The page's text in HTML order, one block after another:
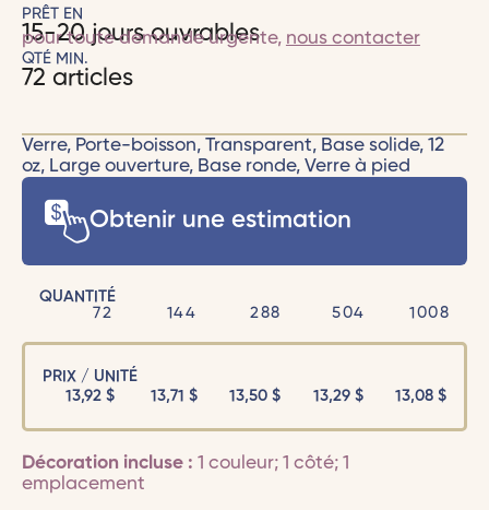
PRÊT EN
15-20 jours ouvrables
pour toute demande urgente, nous contacter
QTÉ MIN.
72 articles
Verre, Porte-boisson, Transparent, Base solide, 12
oz, Large ouverture, Base ronde, Verre à pied
Obtenir une estimation
QUANTITÉ
72
144 288 504 1008
PRIX / UNITÉ
13,92 $ 13,71 $ 13,50$ 13,29$ 13,08$
Décoration incluse : 1 couleur; 1 côté; 1
emplacement